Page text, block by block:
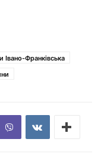
Івано-Франківська